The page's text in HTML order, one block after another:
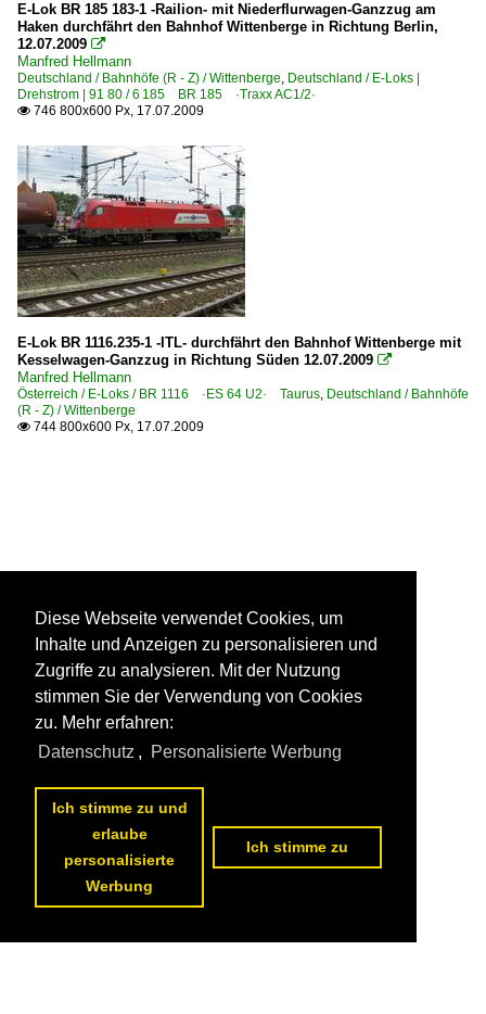
E-Lok BR 185 183-1 -Railion- mit Niederflurwagen-Ganzzug am
Haken durchfährt den Bahnhof Wittenberge in Richtung Berlin,
12.07.2009 
Manfred Hellmann
Deutschland / Bahnhöfe (R - Z) / Wittenberge, Deutschland / E-Loks |
Drehstrom | 91 80 / 6 185 BR 185 ·Traxx AC1/2·
 746 800x600 Px, 17.07.2009
E-Lok BR 1116.235-1 -ITL- durchfährt den Bahnhof Wittenberge mit
Kesselwagen-Ganzzug in Richtung Süden 12.07.2009 
Manfred Hellmann
Österreich / E-Loks / BR 1116 ·ES 64 U2· Taurus, Deutschland / Bahnhöfe
(R - Z) / Wittenberge
 744 800x600 Px, 17.07.2009
Diese Webseite verwendet Cookies, um
Inhalte und Anzeigen zu personalisieren und
Zugriffe zu analysieren. Mit der Nutzung
stimmen Sie der Verwendung von Cookies
zu. Mehr erfahren:
Datenschutz , Personalisierte Werbung
Ich stimme zu und
erlaube
personalisierte
Werbung
Ich stimme zu